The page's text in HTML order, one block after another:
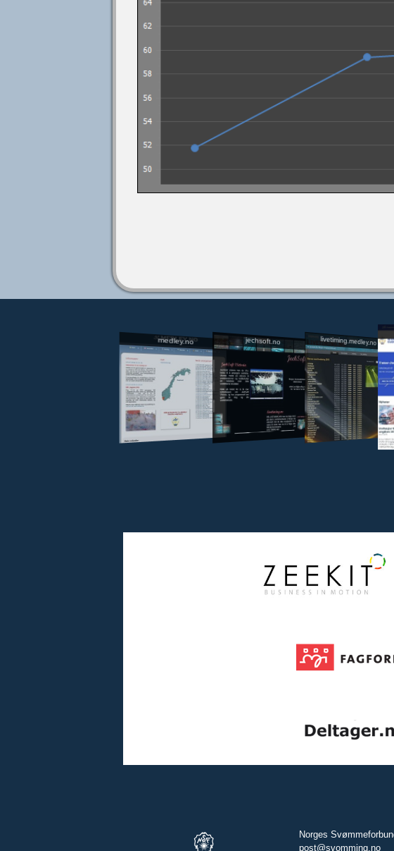
medley.no jechsoft.no livetiming.medley.no
Norges
post@svomming.no